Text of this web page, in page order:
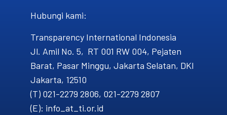
Hubungi kami​:
Transparency International Indonesia
Jl. Amil No. 5, RT 001 RW 004, Pejaten
Barat, Pasar Minggu, Jakarta Selatan, DKI
Jakarta, 12510
(T) 021-2279 2806, 021-2279 2807
(E): info_at_ti.or.id